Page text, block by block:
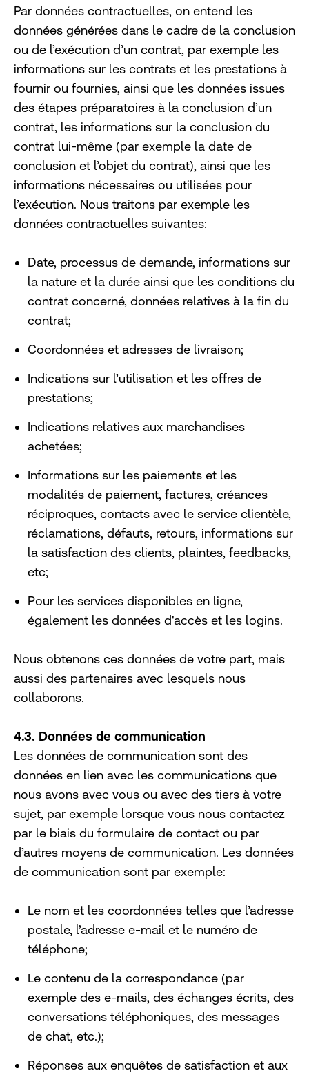
Par données contractuelles, on entend les
données générées dans le cadre de la conclusion
ou de l’exécution d’un contrat, par exemple les
informations sur les contrats et les prestations à
fournir ou fournies, ainsi que les données issues
des étapes préparatoires à la conclusion d’un
contrat, les informations sur la conclusion du
contrat lui-même (par exemple la date de
conclusion et l’objet du contrat), ainsi que les
informations nécessaires ou utilisées pour
l’exécution. Nous traitons par exemple les
données contractuelles suivantes:
Date, processus de demande, informations sur
la nature et la durée ainsi que les conditions du
contrat concerné, données relatives à la fin du
contrat;
Coordonnées et adresses de livraison;
Indications sur l’utilisation et les offres de
prestations;
Indications relatives aux marchandises
achetées;
Informations sur les paiements et les
modalités de paiement, factures, créances
réciproques, contacts avec le service clientèle,
réclamations, défauts, retours, informations sur
la satisfaction des clients, plaintes, feedbacks,
etc;
Pour les services disponibles en ligne,
également les données d'accès et les logins.
Nous obtenons ces données de votre part, mais
aussi des partenaires avec lesquels nous
collaborons.
4.3. Données de communication
Les données de communication sont des
données en lien avec les communications que
nous avons avec vous ou avec des tiers à votre
sujet, par exemple lorsque vous nous contactez
par le biais du formulaire de contact ou par
d’autres moyens de communication. Les données
de communication sont par exemple:
Le nom et les coordonnées telles que l’adresse
postale, l’adresse e-mail et le numéro de
téléphone;
Le contenu de la correspondance (par
exemple des e-mails, des échanges écrits, des
conversations téléphoniques, des messages
de chat, etc.);
Réponses aux enquêtes de satisfaction et aux